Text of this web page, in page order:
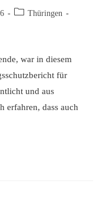
Beitrags-
Thüringen
war in diesem
für
und aus
erfahren, dass auch